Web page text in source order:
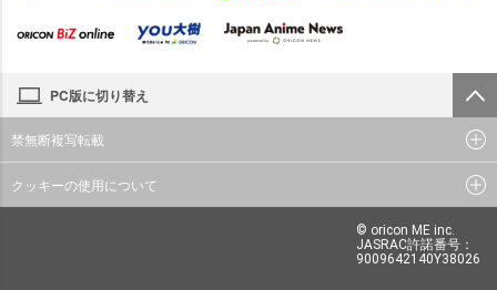
PC版に切り替え
禁無断複写転載
クッキーの使用について
© oricon ME inc.
JASRAC許諾番号：
9009642140Y38026